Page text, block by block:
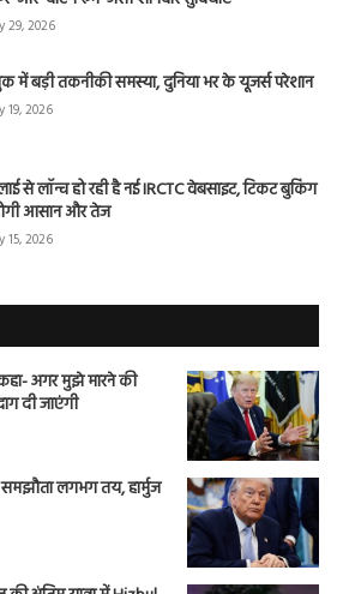
29, 2026
में बड़ी तकनीकी समस्या, दुनिया भर के यूजर्स परेशान
19, 2026
से लॉन्च हो रही है नई IRCTC वेबसाइट, टिकट बुकिंग
आसान और तेज
15, 2026
अगर मुझे मारने की
दी जाएंगी
समझौता लगभग तय, हार्मुज